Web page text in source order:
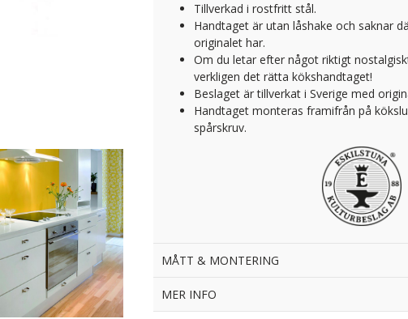
Tillverkad i rostfritt stål.
Handtaget är utan låshake och saknar
originalet har.
Om du letar efter något riktigt
verkligen det rätta kökshandtaget!
Beslaget är tillverkat i Sverige med
Handtaget monteras framifrån på
spårskruv.
MÅTT & MONTERING
MER INFO